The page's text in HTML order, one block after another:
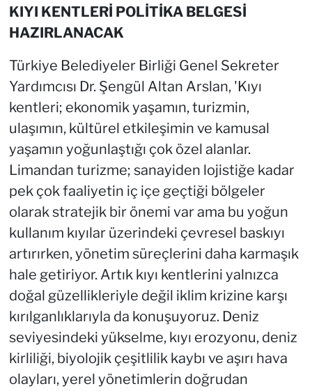
KIYI KENTLERİ POLİTİKA BELGESİ
HAZIRLANACAK
Türkiye Belediyeler Birliği Genel Sekreter
Yardımcısı Dr. Şengül Altan Arslan, 'Kıyı
kentleri; ekonomik yaşamın, turizmin,
ulaşımın, kültürel etkileşimin ve kamusal
yaşamın yoğunlaştığı çok özel alanlar.
Limandan turizme; sanayiden lojistiğe kadar
pek çok faaliyetin iç içe geçtiği bölgeler
olarak stratejik bir önemi var ama bu yoğun
kullanım kıyılar üzerindeki çevresel baskıyı
artırırken, yönetim süreçlerini daha karmaşık
hale getiriyor. Artık kıyı kentlerini yalnızca
doğal güzellikleriyle değil iklim krizine karşı
kırılganlıklarıyla da konuşuyoruz. Deniz
seviyesindeki yükselme, kıyı erozyonu, deniz
kirliliği, biyolojik çeşitlilik kaybı ve aşırı hava
olayları, yerel yönetimlerin doğrudan